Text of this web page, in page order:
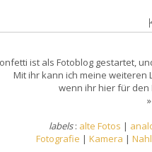
ist als Fotoblog gestartet,
Mit ihr kann ich meine
wenn ihr hier für den
labels: alte Fotos |
Fotografie | Kamera |